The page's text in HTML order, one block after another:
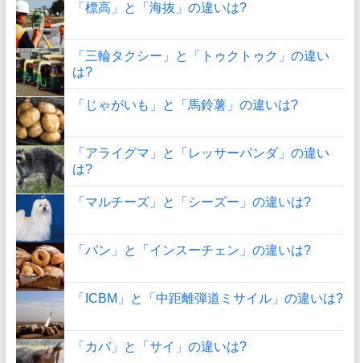
「標高」と「海抜」の違いは?
「三輪タクシー」と「トゥクトゥク」の違い
は?
「じゃがいも」と「馬鈴薯」の違いは?
「アライグマ」と「レッサーパンダ」の違い
は?
「マルチーズ」と「シーズー」の違いは?
「パン」と「インスーチェン」の違いは?
「ICBM」と「中距離弾道ミサイル」の違いは?
「カバ」と「サイ」の違いは?